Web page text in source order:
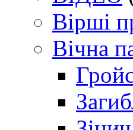
Вірші
Вічна